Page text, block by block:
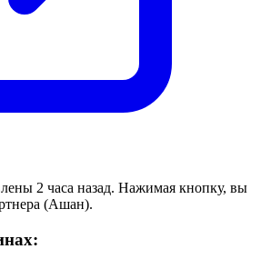
2 часа назад. Нажимая кнопку, вы
(Ашан).